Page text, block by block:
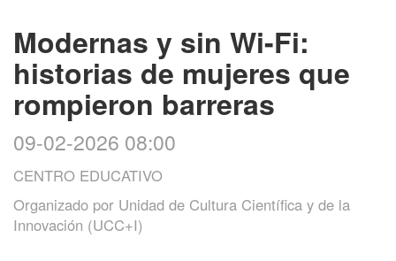
Modernas y sin Wi-Fi:
historias de mujeres que
rompieron barreras
09-02-2026 08:00
CENTRO EDUCATIVO
Organizado por Unidad de Cultura Científica y de la
Innovación (UCC+I)